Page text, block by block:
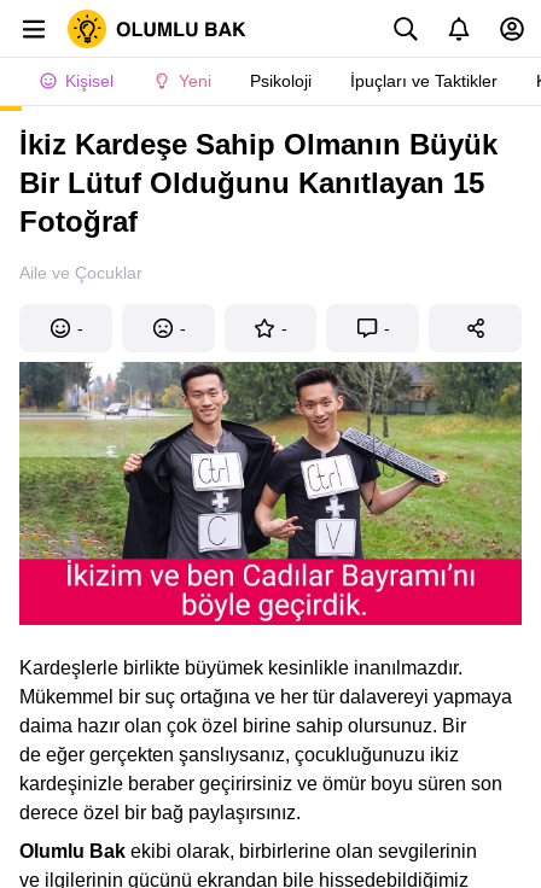
Kişisel Yeni Psikoloji İpuçları ve Taktikler
İkiz Kardeşe Sahip Olmanın Büyük
Bir Lütuf Olduğunu Kanıtlayan 15
Fotoğraf
Aile ve Çocuklar
- - - -
Kardeşlerle birlikte büyümek kesinlikle inanılmazdır.
Mükemmel bir suç ortağına ve her tür dalavereyi yapmaya
daima hazır olan çok özel birine sahip olursunuz. Bir
de eğer gerçekten şanslıysanız, çocukluğunuzu ikiz
kardeşinizle beraber geçirirsiniz ve ömür boyu süren son
derece özel bir bağ paylaşırsınız.
Olumlu Bak ekibi olarak, birbirlerine olan sevgilerinin
ve ilgilerinin gücünü ekrandan bile hissedebildiğimiz